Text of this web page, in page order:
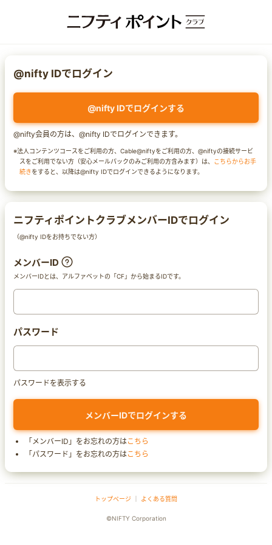
@nifty IDでログイン
@nifty IDでログインする
@nifty会員の方は、@nifty IDでログインできます。
※法人コンテンツコースをご利用の方、Cable@niftyをご利用の方、@niftyの接続サービ
スをご利用でない方（安心メールパックのみご利用の方含みます）は、 こちらからお手
続きをすると、以降は@nifty IDでログインできるようになります。
ニフティポイントクラブメンバーIDでログイン
（@nifty IDをお持ちでない方）
メンバーID
メンバーIDとは、アルファベットの「CF」から始まるIDです。
パスワード
パスワードを表示する
「メンバーID」をお忘れの方はこちら
「パスワード」をお忘れの方はこちら
トップページ よくある質問
©NIFTY Corporation